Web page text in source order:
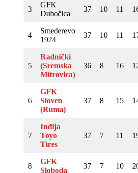
3
GFK
Dubočica
37 10 11
4
Smederevo
1924
37 10 11
5
Radnički
(Sremska
Mitrovica)
36 8 16
6
GFK
Sloven
(Ruma)
37 8 15
7
Inđija
Toyo
Tires
37 7 11
8
GFK
Sloboda
37 7 10